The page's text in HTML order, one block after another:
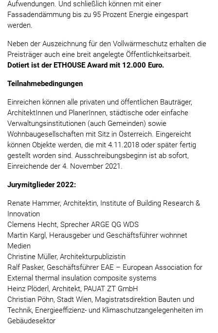
Aufwendungen. Und schließlich können mit einer
Fassadendämmung bis zu 95 Prozent Energie eingespart
werden.
Neben der Auszeichnung für den Vollwärmeschutz erhalten die
Preisträger auch eine breit angelegte Öffentlichkeitsarbeit.
Dotiert ist der ETHOUSE Award mit 12.000 Euro.
Teilnahmebedingungen
Einreichen können alle privaten und öffentlichen Bauträger,
ArchitektInnen und PlanerInnen, städtische oder einfache
Verwaltungsinstitutionen (auch Gemeinden) sowie
Wohnbaugesellschaften mit Sitz in Österreich. Eingereicht
können Objekte werden, die mit 4.11.2018 oder später fertig
gestellt worden sind. Ausschreibungsbeginn ist ab sofort,
Einreichende der 4. November 2021.
Jurymitglieder 2022:
Renate Hammer, Architektin, Institute of Building Research &
Innovation
Clemens Hecht, Sprecher ARGE QG WDS
Martin Kargl, Herausgeber und Geschäftsführer wohnnet
Medien
Christine Müller, Architekturpublizistin
Ralf Pasker, Geschäftsführer EAE – European Association for
External thermal insulation composite systems
Heinz Plöderl, Architekt, PAUAT ZT GmbH
Christian Pöhn, Stadt Wien, Magistratsdirektion Bauten und
Technik, Energieeffizienz- und Klimaschutzangelegenheiten im
Gebäudesektor